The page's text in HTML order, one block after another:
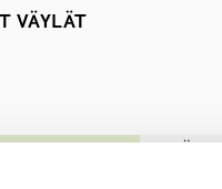
VÄYLÄT